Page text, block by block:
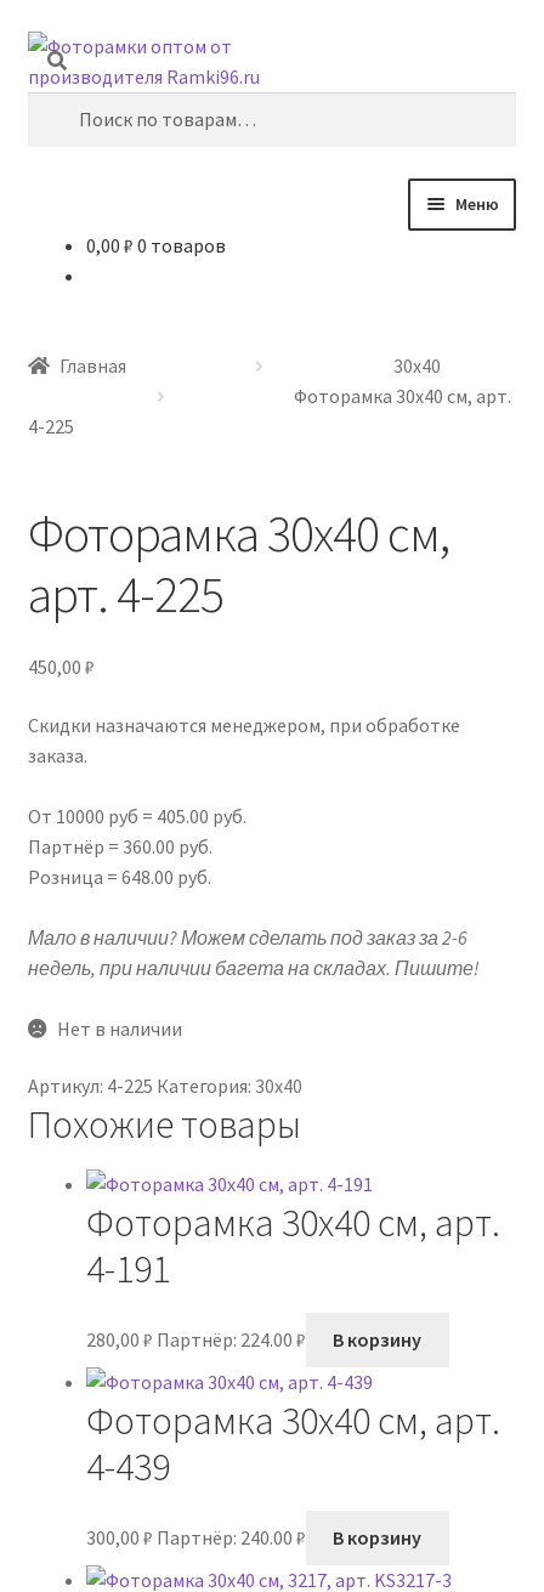
Перейти
к
Перейти
к
Поиск
Меню
30х40
Подрамники
0,00 ₽ 0 товаров
Главная
30х40
Фоторамка 30х40 см, арт.
4-225
Фоторамка 30х40 см,
арт. 4-225
450,00 ₽
Скидки назначаются менеджером, при обработке
заказа.
От 10000 руб = 405.00 руб.
Партнёр = 360.00 руб.
Розница = 648.00 руб.
Мало в наличии? Можем сделать под заказ за 2-6
недель, при наличии багета на складах. Пишите!
Нет в наличии
Артикул: 4-225 Категория: 30х40
Похожие товары
Фоторамка 30х40 см, арт.
4-191
280,00 ₽ Партнёр: 224.00 ₽ В корзину
Фоторамка 30х40 см, арт.
4-439
300,00 ₽ Партнёр: 240.00 ₽ В корзину